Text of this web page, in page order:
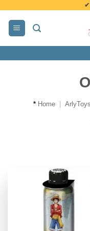
inhoud
✔
* Home